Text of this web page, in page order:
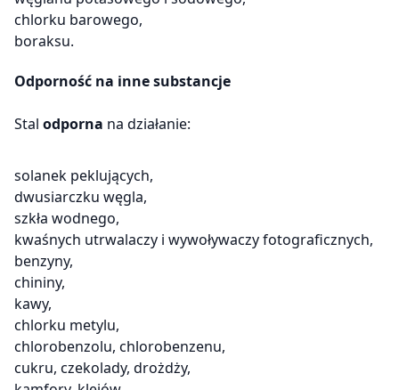
chlorku barowego,
boraksu.
Odporność na inne substancje
Stal odporna na działanie:
solanek peklujących,
dwusiarczku węgla,
szkła wodnego,
kwaśnych utrwalaczy i wywoływaczy fotograficznych,
benzyny,
chininy,
kawy,
chlorku metylu,
chlorobenzolu, chlorobenzenu,
cukru, czekolady, drożdży,